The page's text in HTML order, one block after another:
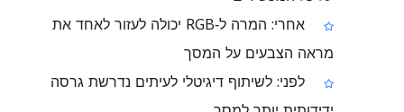
אחרי: המרה ל‑RGB יכולה לעזור לאחד את
מראה הצבעים על המסך
לפני: לשיתוף דיגיטלי לעיתים נדרשת גרסה